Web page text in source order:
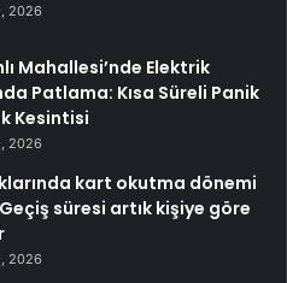
2026
Mahallesi’nde Elektrik
Patlama: Kısa Süreli Panik
Kesintisi
2026
kart okutma dönemi
süresi artık kişiye göre
2026